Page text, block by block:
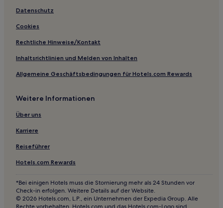
Familien in Güstrow
Hotels mit Parkplatz in Stadtmitte
Haustierfreundliche in Stadtmitte
Haustierfreundliche in Dierhagen Dorf
Strand in Dierhagen Dorf
Familien in Ortsamt 5
Haustierfreundliche in Langendamm
Haustierfreundliche in Altstadt Stralsund
Familien in Altstadt Stralsund
Hotels mit Küchenzeile in Zingst
Haustierfreundliche in Zingst
Familien in Zingst
Datenschutz
Cookies
Rechtliche Hinweise/Kontakt
Inhaltsrichtlinien und Melden von Inhalten
Allgemeine Geschäftsbedingungen für Hotels.com Rewards
Weitere Informationen
Über uns
Karriere
Reiseführer
Hotels.com Rewards
*Bei einigen Hotels muss die Stornierung mehr als 24 Stunden vor
Check-in erfolgen. Weitere Details auf der Website.
© 2026 Hotels.com, L.P., ein Unternehmen der Expedia Group. Alle